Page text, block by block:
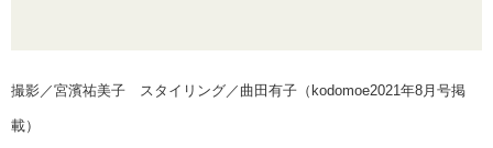
撮影／宮濱祐美子 スタイリング／曲田有子（kodomoe2021年8月号掲
載）